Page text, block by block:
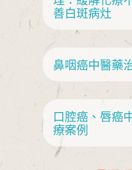
善白斑病灶
鼻咽癌中醫藥
口腔癌、唇癌
療案例